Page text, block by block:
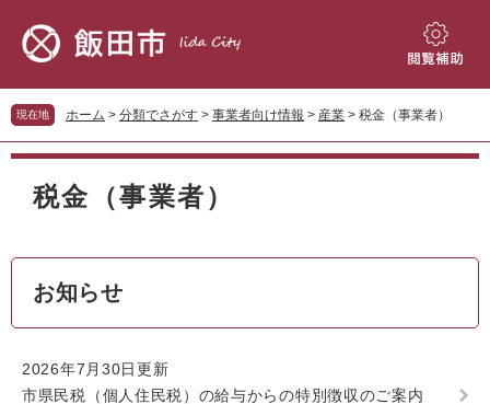
先
頭
を
飛
へ
閲
補
現在地 ホーム > 分類でさがす > 事業者向け情報 > 産業 > 税金（事業者）
本
税金（事業者）
お知らせ
2026年7月30日更新
市県民税（個人住民税）の給与からの特別徴収のご案内